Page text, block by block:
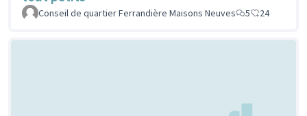
Conseil de quartier Ferrandière Maisons Neuves 5 24